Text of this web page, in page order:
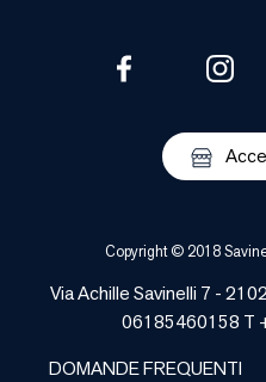
Copyright © 2018
Via Achille Savinelli 7 -
06185460158 T
DOMANDE FREQUENTI